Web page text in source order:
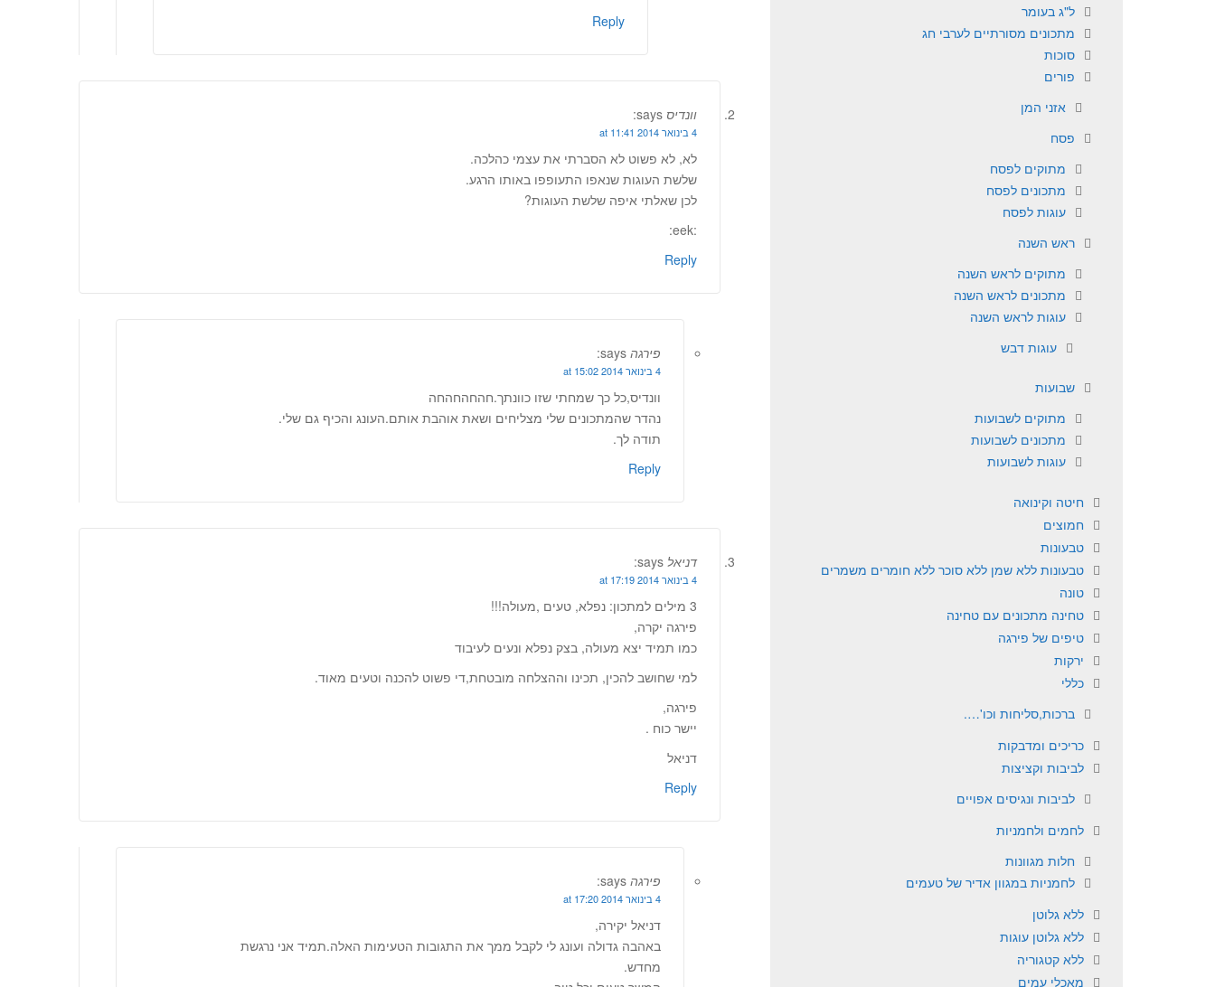
Reply
וונדיס says:
4 בינואר 2014 at 11:41
לא, לא פשוט לא הסברתי את עצמי כהלכה.
שלשת העוגות שנאפו התעופפו באותו הרגע.
לכן שאלתי איפה שלשת העוגות?
:eek:
Reply
פירגה says:
4 בינואר 2014 at 15:02
וונדיס,כל כך שמחתי שזו כוונתך.חהחהחהחה
נהדר שהמתכונים שלי מצליחים ושאת אוהבת אותם.העונג והכיף גם שלי.
תודה לך.
Reply
דניאל says:
4 בינואר 2014 at 17:19
3 מילים למתכון: נפלא, טעים ,מעולה!!!
פירגה יקרה,
כמו תמיד יצא מעולה, בצק נפלא ונעים לעיבוד
למי שחושב להכין, תכינו וההצלחה מובטחת,די פשוט להכנה וטעים מאוד.
פירגה,
יישר כוח .
דניאל
Reply
פירגה says:
4 בינואר 2014 at 17:20
דניאל יקירה,
באהבה גדולה ועונג לי לקבל ממך את התגובות הטעימות האלה.תמיד אני נרגשת
מחדש.
ל"ג בעומר
מתכונים מסורתיים לערבי חג
סוכות
פורים
אזני המן
פסח
מתוקים לפסח
מתכונים לפסח
עוגות לפסח
ראש השנה
מתוקים לראש השנה
מתכונים לראש השנה
עוגות לראש השנה
עוגות דבש
שבועות
מתוקים לשבועות
מתכונים לשבועות
עוגות לשבועות
חיטה וקינואה
חמוצים
טבעונות
טבעונות ללא שמן ללא סוכר ללא חומרים משמרים
טונה
טחינה מתכונים עם טחינה
טיפים של פירגה
ירקות
כללי
ברכות,סליחות וכו'….
כריכים ומדבקות
לביבות וקציצות
לביבות ונגיסים אפויים
לחמים ולחמניות
חלות מגוונות
לחמניות במגוון אדיר של טעמים
ללא גלוטן
ללא גלוטן עוגות
ללא קטגוריה
מאכלי עמים